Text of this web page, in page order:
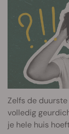
Zelfs de
volledig
je hele huis